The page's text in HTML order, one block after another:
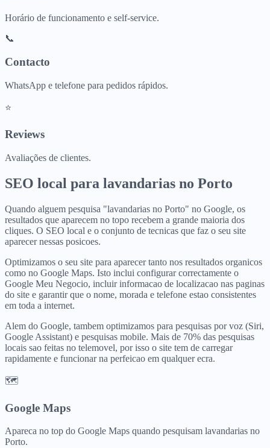
Horário de funcionamento e self-service.
📞
Contacto
WhatsApp e telefone para pedidos rápidos.
⭐
Reviews
Avaliações de clientes.
SEO local para lavandarias no Porto
Quando alguem pesquisa "lavandarias no Porto" no Google, os
resultados que aparecem no topo recebem a grande maioria dos
cliques. O SEO local e o conjunto de tecnicas que faz o seu site
aparecer nessas posicoes.
Optimizamos o seu site para aparecer tanto nos resultados organicos
como no Google Maps. Isto inclui configurar correctamente o
Google Meu Negocio, incluir informacao de localizacao nas paginas
do site e garantir que o nome, morada e telefone estao consistentes
em toda a internet.
Alem do Google, tambem optimizamos para pesquisas por voz (Siri,
Google Assistant) e pesquisas mobile. Mais de 70% das pesquisas
locais sao feitas no telemovel, por isso o site tem de carregar
rapidamente e funcionar na perfeicao em qualquer ecra.
🗺️
Google Maps
Apareca no top do Google Maps quando pesquisam lavandarias no
Porto.